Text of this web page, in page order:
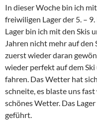
In dieser Woche bin ich
freiwiligen Lager der 5. –
Lager bin ich mit den Skis
Jahren nicht mehr auf den
zuerst wieder daran
wieder perfekt auf dem Ski
fahren. Das Wetter hat
schneite, es blaste uns
schönes Wetter. Das
geführt.